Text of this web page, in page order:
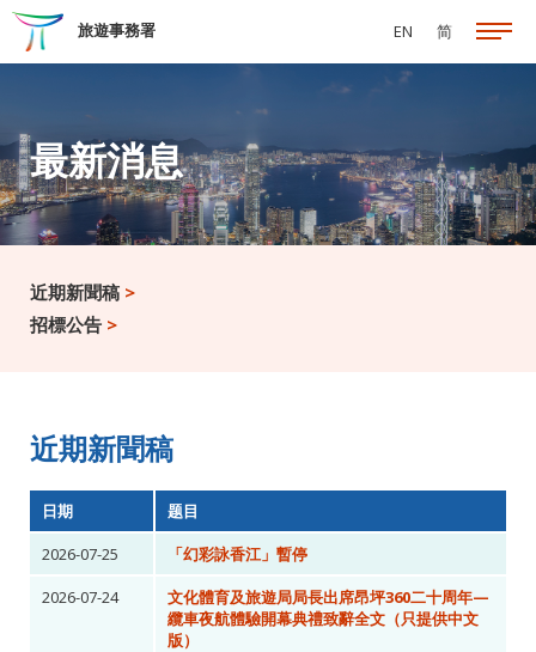
跳至主要內容
旅遊事務署 EN 简
最新消息
近期新聞稿 >
招標公告 >
近期新聞稿
日期
题目
2026-07-25
「幻彩詠香江」暫停
2026-07-24
文化體育及旅遊局局長出席昂坪360二十周年—
纜車夜航體驗開幕典禮致辭全文（只提供中文
版）